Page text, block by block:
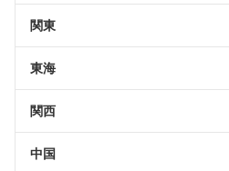
関東
東海
関西
中国